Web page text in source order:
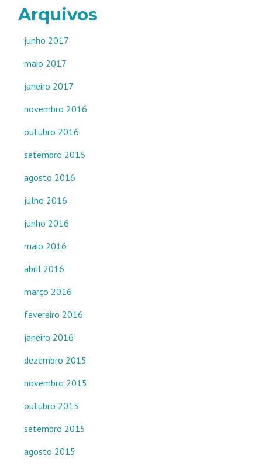
Arquivos
junho 2017
maio 2017
janeiro 2017
novembro 2016
outubro 2016
setembro 2016
agosto 2016
julho 2016
junho 2016
maio 2016
abril 2016
março 2016
fevereiro 2016
janeiro 2016
dezembro 2015
novembro 2015
outubro 2015
setembro 2015
agosto 2015